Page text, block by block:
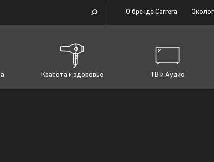
О бренде Carrera
Красота и здоровье ТВ и Аудио